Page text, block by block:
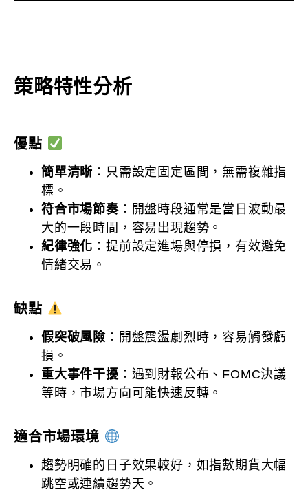
策略特性分析
優點
簡單清晰 ：只需設定固定區間，無需複雜指
標。
符合市場節奏：開盤時段通常是當日波動最
大的一段時間，容易出現趨勢。
紀律強化 ：提前設定進場與停損，有效避免
情緒交易。
缺點
假突破風險 ：開盤震盪劇烈時，容易觸發虧
損。
重大事件干擾 ：遇到財報公布、FOMC決議
等時，市場方向可能快速反轉。
適合市場環境
趨勢明確的日子效果較好，如指數期貨大幅
跳空或連續趨勢天。